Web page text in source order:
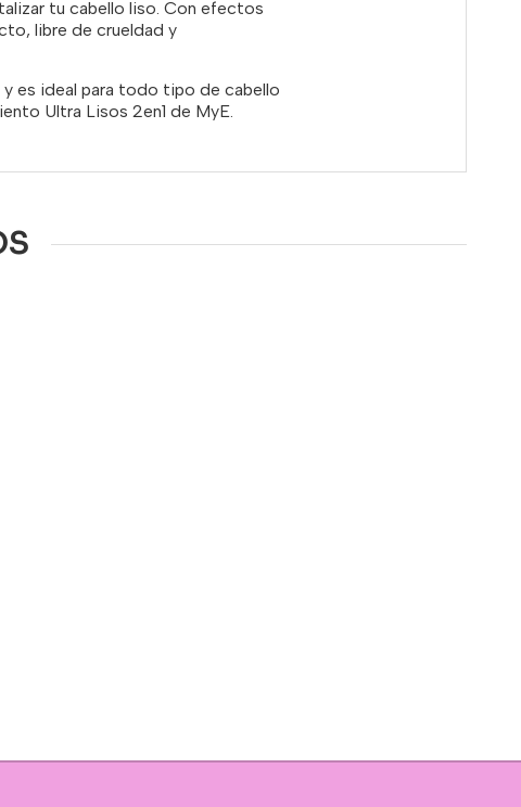
tu cabello liso. Con efectos
libre de crueldad y
y es ideal para todo tipo de cabello
Ultra Lisos 2en1 de MyE.